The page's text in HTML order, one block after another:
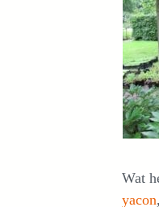
Wat
yacon